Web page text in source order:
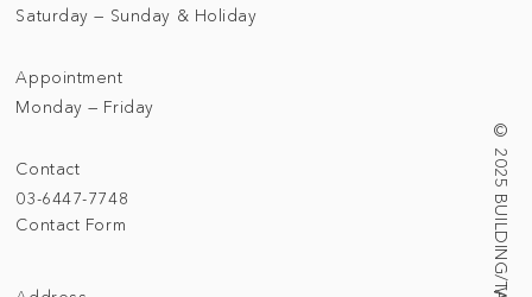
Contact
03-6447-7748
Contact Form
Saturday — Sunday & Holiday
Appointment
Monday — Friday